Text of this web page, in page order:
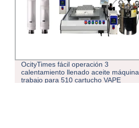
OcityTimes fácil operación 3
calentamiento llenado aceite máquina
trabajo para 510 cartucho VAPE